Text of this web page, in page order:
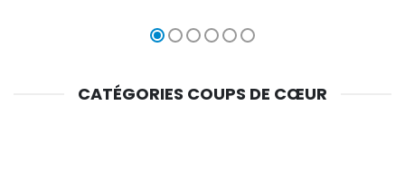
CATÉGORIES COUPS DE CŒUR